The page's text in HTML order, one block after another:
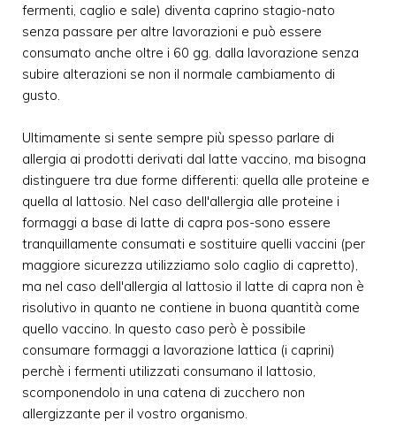
fermenti, caglio e sale) diventa caprino stagio-nato
senza passare per altre lavorazioni e può essere
consumato anche oltre i 60 gg. dalla lavorazione senza
subire alterazioni se non il normale cambiamento di
gusto.
Ultimamente si sente sempre più spesso parlare di
allergia ai prodotti derivati dal latte vaccino, ma bisogna
distinguere tra due forme differenti: quella alle proteine e
quella al lattosio. Nel caso dell'allergia alle proteine i
formaggi a base di latte di capra pos-sono essere
tranquillamente consumati e sostituire quelli vaccini (per
maggiore sicurezza utilizziamo solo caglio di capretto),
ma nel caso dell'allergia al lattosio il latte di capra non è
risolutivo in quanto ne contiene in buona quantità come
quello vaccino. In questo caso però è possibile
consumare formaggi a lavorazione lattica (i caprini)
perchè i fermenti utilizzati consumano il lattosio,
scomponendolo in una catena di zucchero non
allergizzante per il vostro organismo.